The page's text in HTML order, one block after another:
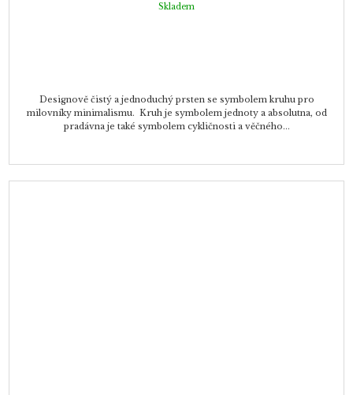
Skladem
Designově čistý a jednoduchý prsten se symbolem kruhu pro
milovníky minimalismu. Kruh je symbolem jednoty a absolutna, od
pradávna je také symbolem cykličnosti a věčného...